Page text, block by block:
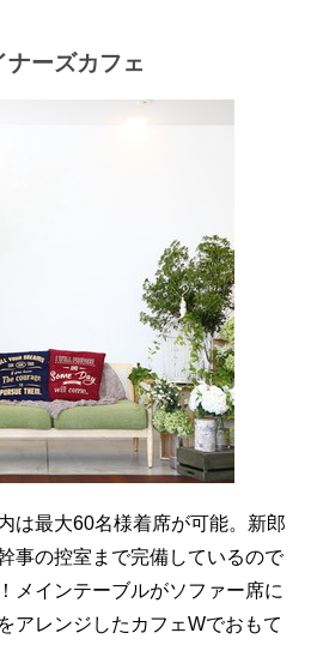
ーズカフェ
は最大60名様着席が可能。新郎
事の控室まで完備しているので
メインテーブルがソファー席に
アレンジしたカフェWでおもて